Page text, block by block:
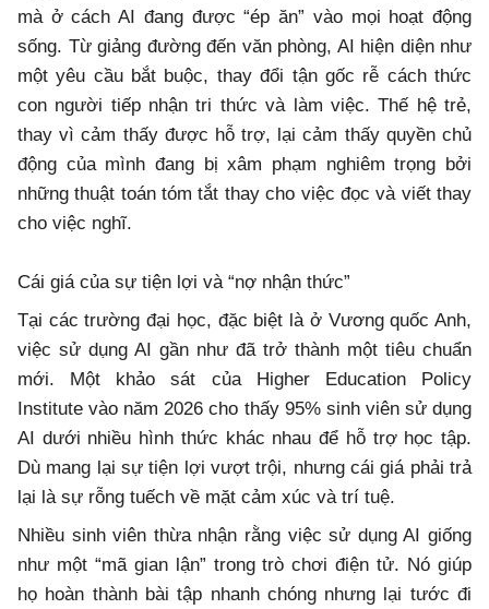
mà ở cách AI đang được “ép ăn” vào mọi hoạt động
sống. Từ giảng đường đến văn phòng, AI hiện diện như
một yêu cầu bắt buộc, thay đổi tận gốc rễ cách thức
con người tiếp nhận tri thức và làm việc. Thế hệ trẻ,
thay vì cảm thấy được hỗ trợ, lại cảm thấy quyền chủ
động của mình đang bị xâm phạm nghiêm trọng bởi
những thuật toán tóm tắt thay cho việc đọc và viết thay
cho việc nghĩ.
Cái giá của sự tiện lợi và “nợ nhận thức”
Tại các trường đại học, đặc biệt là ở Vương quốc Anh,
việc sử dụng AI gần như đã trở thành một tiêu chuẩn
mới. Một khảo sát của Higher Education Policy
Institute vào năm 2026 cho thấy 95% sinh viên sử dụng
AI dưới nhiều hình thức khác nhau để hỗ trợ học tập.
Dù mang lại sự tiện lợi vượt trội, nhưng cái giá phải trả
lại là sự rỗng tuếch về mặt cảm xúc và trí tuệ.
Nhiều sinh viên thừa nhận rằng việc sử dụng AI giống
như một “mã gian lận” trong trò chơi điện tử. Nó giúp
họ hoàn thành bài tập nhanh chóng nhưng lại tước đi